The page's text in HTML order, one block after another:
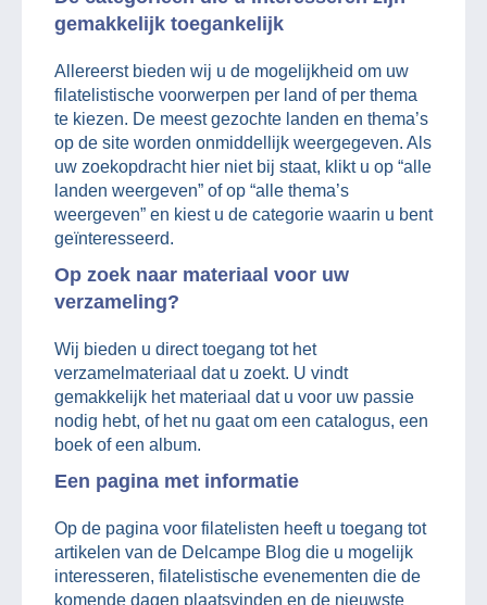
gemakkelijk toegankelijk
Allereerst bieden wij u de mogelijkheid om uw
filatelistische voorwerpen per land of per thema
te kiezen. De meest gezochte landen en thema’s
op de site worden onmiddellijk weergegeven. Als
uw zoekopdracht hier niet bij staat, klikt u op “alle
landen weergeven” of op “alle thema’s
weergeven” en kiest u de categorie waarin u bent
geïnteresseerd.
Op zoek naar materiaal voor uw
verzameling?
Wij bieden u direct toegang tot het
verzamelmateriaal dat u zoekt. U vindt
gemakkelijk het materiaal dat u voor uw passie
nodig hebt, of het nu gaat om een catalogus, een
boek of een album.
Een pagina met informatie
Op de pagina voor filatelisten heeft u toegang tot
artikelen van de Delcampe Blog die u mogelijk
interesseren, filatelistische evenementen die de
komende dagen plaatsvinden en de nieuwste